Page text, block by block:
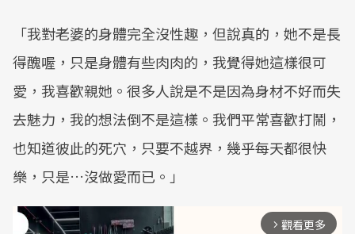
「我對老婆的身體完全沒性趣，但說真的，她不是長
得醜喔，只是身體有些肉肉的，我覺得她這樣很可
愛，我喜歡親她。很多人說是不是因為身材不好而失
去魅力，我的想法倒不是這樣。我們平常喜歡打鬧，
也知道彼此的死穴，只要不越界，幾乎每天都很快
樂，只是…沒做愛而已。」
arrow_forward_ios 觀看更多